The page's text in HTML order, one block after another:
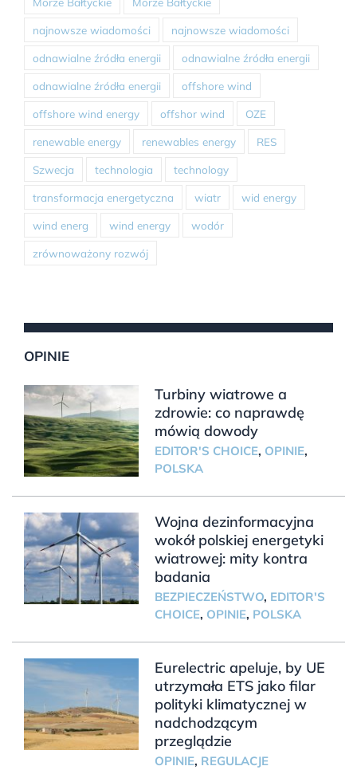
najnowsze wiadomości najnowsze wiadomości
odnawialne źródła energii odnawialne źródła energii
odnawialne źródła energii offshore wind
offshore wind energy offshor wind OZE
renewable energy renewables energy RES
Szwecja technologia technology
transformacja energetyczna wiatr wid energy
wind energ wind energy wodór
zrównoważony rozwój
OPINIE
Turbiny wiatrowe a
zdrowie: co naprawdę
mówią dowody
EDITOR'S CHOICE, OPINIE,
POLSKA
Wojna dezinformacyjna
wokół polskiej energetyki
wiatrowej: mity kontra
badania
BEZPIECZEŃSTWO, EDITOR'S
CHOICE, OPINIE, POLSKA
Eurelectric apeluje, by UE
utrzymała ETS jako filar
polityki klimatycznej w
nadchodzącym
przeglądzie
OPINIE, REGULACJE